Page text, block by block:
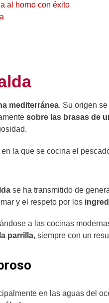
al horno con éxito
mediterránea. Su origen
sobre las brasas de
la que se cocina el
se ha transmitido de
y el respeto por los
a las cocinas
parrilla, siempre con un
en las aguas del